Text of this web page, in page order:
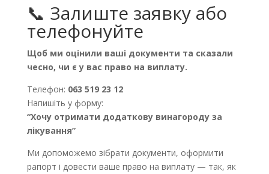
📞 Залиште заявкуабо
телефонуйте
Щоб ми оцінили ваші документи та сказали
чесно, чи є у вас право на виплату.
Телефон: 063 519 23 12
Напишіть у форму:
“Хочу отримати додаткову винагороду за
лікування”
Ми допоможемо зібрати документи, оформити
рапорт і довести ваше право на виплату — так, як